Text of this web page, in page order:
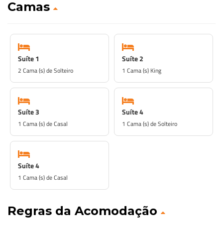
Camas
Suíte 1
2 Cama (s) de Solteiro
Suíte 2
1 Cama (s) King
Suíte 3
1 Cama (s) de Casal
Suíte 4
1 Cama (s) de Solteiro
Suíte 4
1 Cama (s) de Casal
Regras da Acomodação